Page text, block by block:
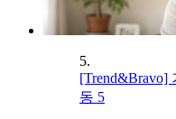
5.
[Trend&Bravo]
동 5